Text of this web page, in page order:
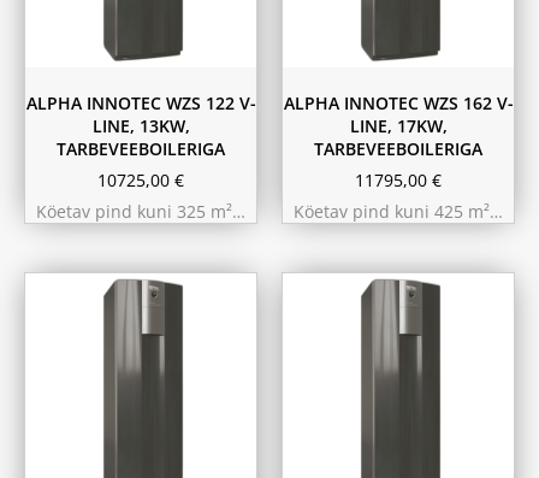
ALPHA INNOTEC WZS 122 V-
LINE, 13KW,
TARBEVEEBOILERIGA
10725,00 €
Köetav pind kuni 325 m²…
ALPHA INNOTEC WZS 162 V-
LINE, 17KW,
TARBEVEEBOILERIGA
11795,00 €
Köetav pind kuni 425 m²…